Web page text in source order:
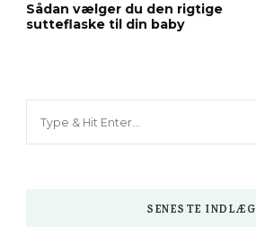
Sådan vælger du den rigtige
sutteflaske til din baby
SENESTE INDLÆG